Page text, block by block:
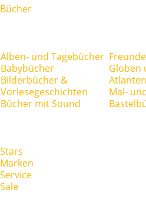
Bücher
Alben- und Tagebücher
Babybücher
Bilderbücher &
Vorlesegeschichten
Bücher mit Sound
Globen
Atlanten
Mal-
Stars
Marken
Service
Sale